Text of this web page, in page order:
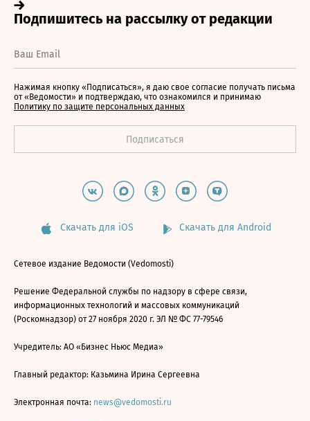
Нажимая кнопку «Подписаться», я даю свое согласие получать письма
от «Ведомости» и подтверждаю, что ознакомился и принимаю
Политику по защите персональных данных
Скачать для iOS Скачать для Android
Сетевое издание Ведомости (Vedomosti)
Решение Федеральной службы по надзору в сфере связи,
информационных технологий и массовых коммуникаций
(Роскомнадзор) от 27 ноября 2020 г. ЭЛ № ФС 77-79546
Учредитель: АО «Бизнес Ньюс Медиа»
Главный редактор: Казьмина Ирина Сергеевна
Электронная почта: news@vedomosti.ru